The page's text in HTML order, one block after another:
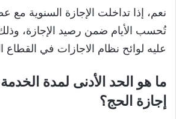
نعم، إذا تداخلت الإجازة السنوية مع
تُحسب الأيام ضمن رصيد الإجازة،
عليه لوائح نظام الاجازات في القطاع
ما هو الحد الأدنى لمدة
إجازة الحج؟